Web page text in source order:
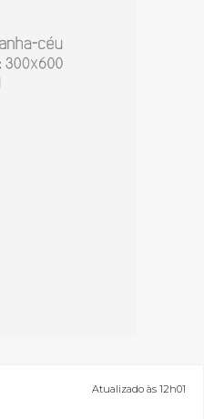
Atualizado às 12h01